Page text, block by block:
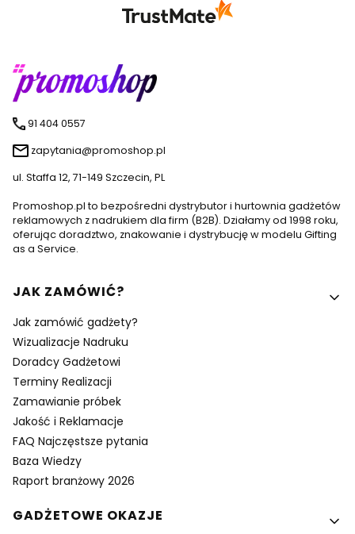
91 404 0557
zapytania@promoshop.pl
ul. Staffa 12, 71-149 Szczecin, PL
Promoshop.pl to bezpośredni dystrybutor i hurtownia gadżetów
reklamowych z nadrukiem dla firm (B2B). Działamy od 1998 roku,
oferując doradztwo, znakowanie i dystrybucję w modelu Gifting
as a Service.
Linki w stopce
JAK ZAMÓWIĆ?
Jak zamówić gadżety?
Wizualizacje Nadruku
Doradcy Gadżetowi
Terminy Realizacji
Zamawianie próbek
Jakość i Reklamacje
FAQ Najczęstsze pytania
Baza Wiedzy
Raport branżowy 2026
GADŻETOWE OKAZJE